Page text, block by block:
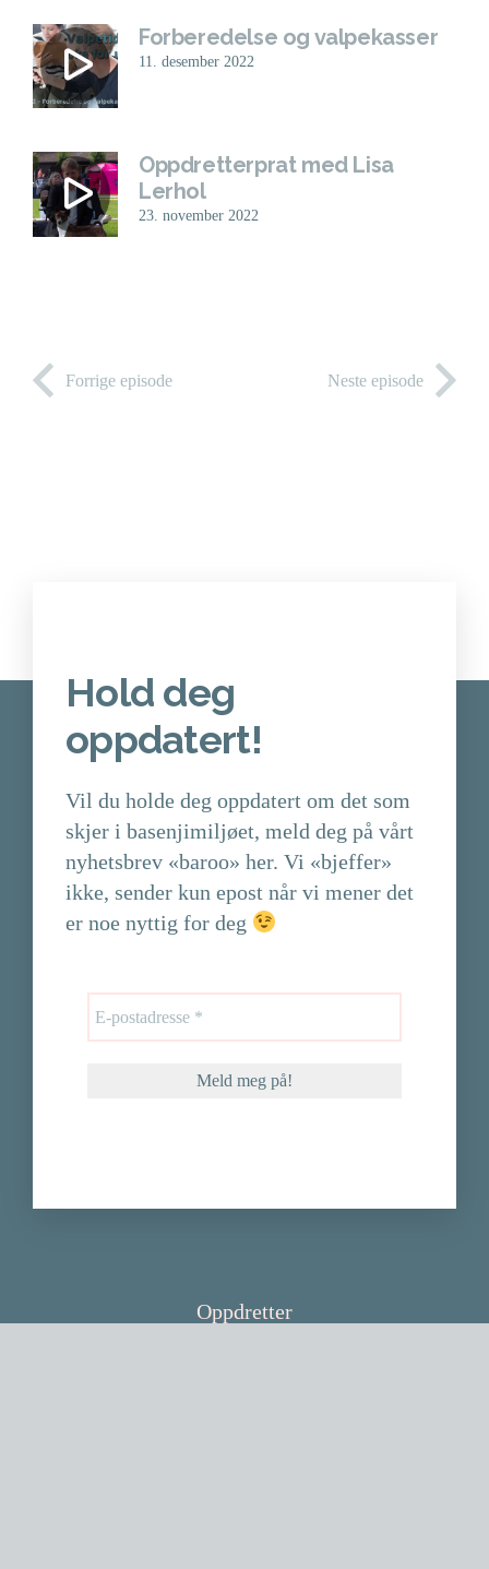
Forberedelse og valpekasser
11. desember 2022
Oppdretterprat med Lisa
Lerhol
23. november 2022
Forrige episode Neste episode
Hold deg
oppdatert!
Vil du holde deg oppdatert om det som
skjer i basenjimiljøet, meld deg på vårt
nyhetsbrev «baroo» her. Vi «bjeffer»
ikke, sender kun epost når vi mener det
er noe nyttig for deg
Oppdretter